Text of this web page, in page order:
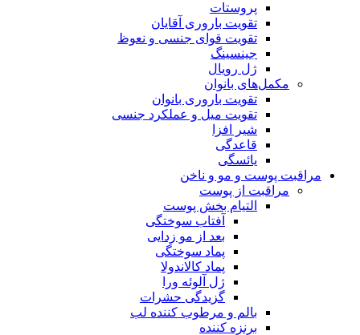
پروستات
تقویت باروری آقایان
تقویت قوای جنسی و نعوظ
جینسینگ
ژل رویال
مکمل‌های بانوان
تقویت باروری بانوان
تقویت میل و عملکرد جنسی
شیر افزا
قاعدگی
یائسگی
مراقبت پوست و مو و ناخن
مراقبت از پوست
التیام بخش پوست
آفتاب سوختگی
بعد از مو زدایی
پماد سوختگی
پماد کالاندولا
ژل آلوئه ورا
گزیدگی حشرات
بالم و مرطوب کننده لب
برنزه کننده